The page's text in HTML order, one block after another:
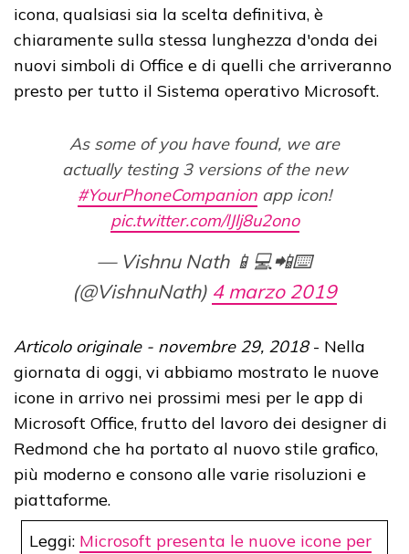
icona, qualsiasi sia la scelta definitiva, è
chiaramente sulla stessa lunghezza d'onda dei
nuovi simboli di Office e di quelli che arriveranno
presto per tutto il Sistema operativo Microsoft.
As some of you have found, we are
actually testing 3 versions of the new
#YourPhoneCompanion app icon!
pic.twitter.com/lJlj8u2ono
— Vishnu Nath 📱💻📲⌨️
(@VishnuNath) 4 marzo 2019
Articolo originale - novembre 29, 2018- Nella
giornata di oggi, vi abbiamo mostrato le nuove
icone in arrivo nei prossimi mesi per le app di
Microsoft Office, frutto del lavoro dei designer di
Redmond che ha portato al nuovo stile grafico,
più moderno e consono alle varie risoluzioni e
piattaforme.
Leggi: Microsoft presenta le nuove icone per